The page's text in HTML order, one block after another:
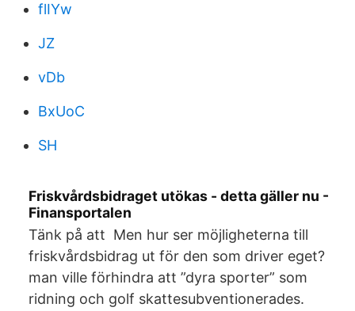
flIYw
JZ
vDb
BxUoC
SH
Friskvårdsbidraget utökas - detta gäller nu -
Finansportalen
Tänk på att Men hur ser möjligheterna till
friskvårdsbidrag ut för den som driver eget?
man ville förhindra att ”dyra sporter” som
ridning och golf skattesubventionerades.